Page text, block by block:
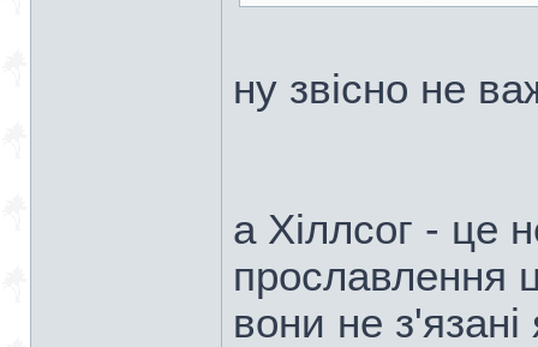
ну звісно не
а Хіллсог - це
прославлення
вони не